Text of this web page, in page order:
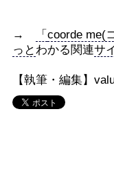
→ 「 coorde me(
っとわかる関連サ
【執筆・編集】